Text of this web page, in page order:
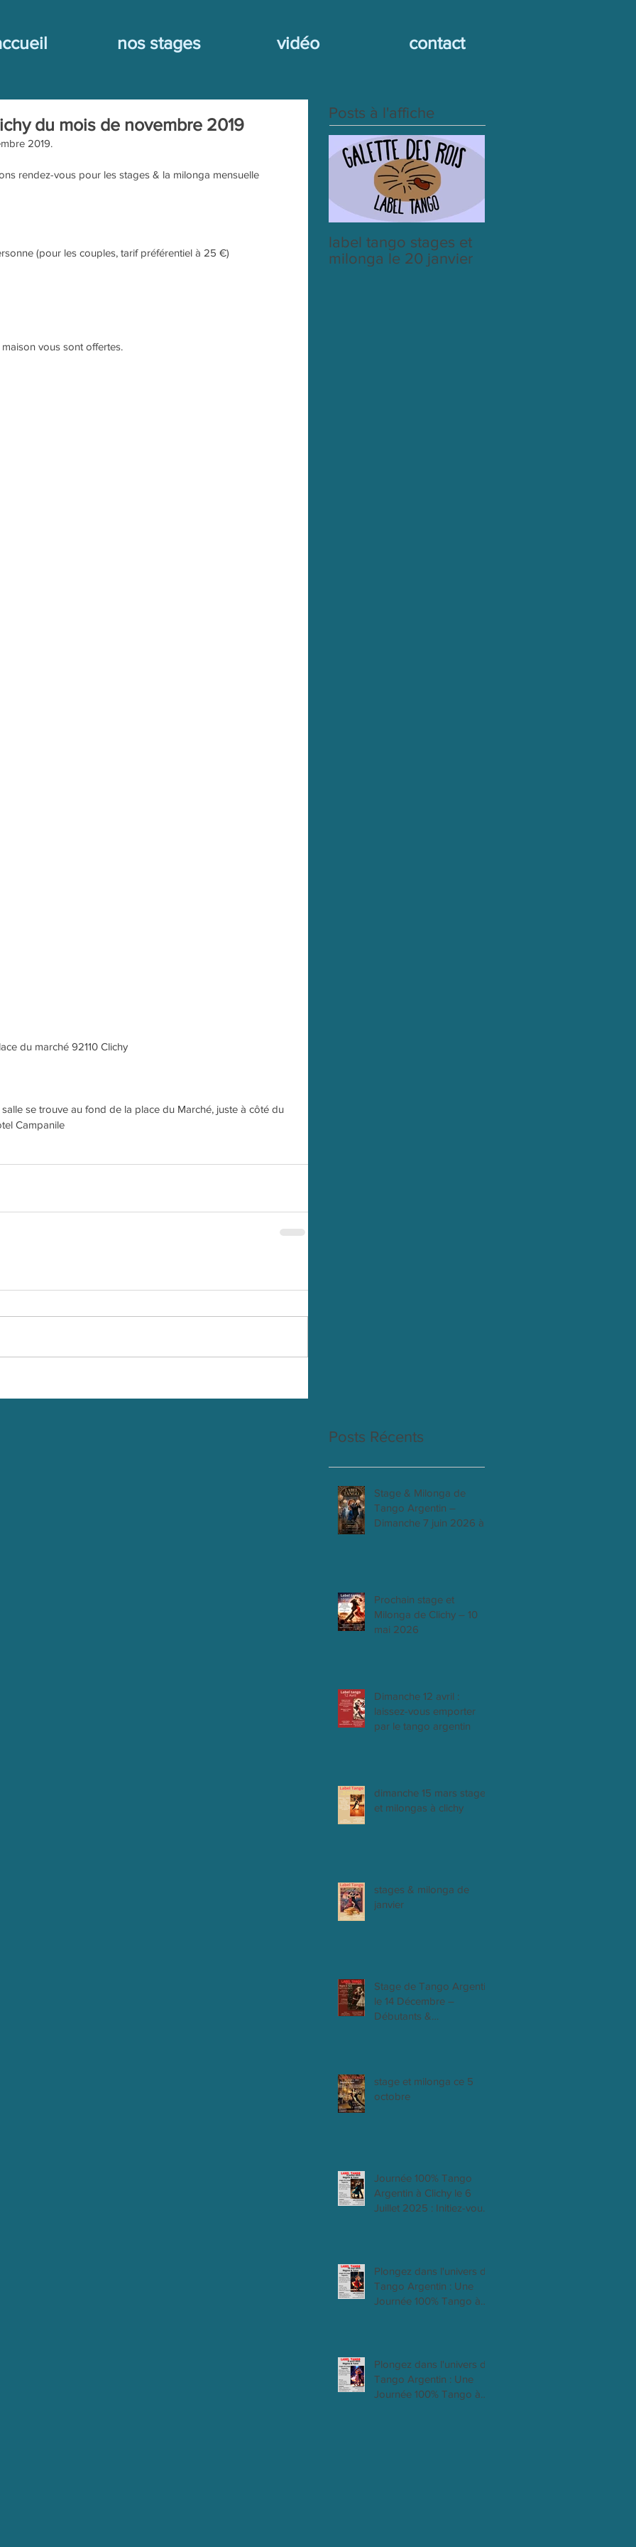
nos stages vidéo contact
du mois de novembre 2019
2019.
rendez-vous pour les stages & la milonga mensuelle
(pour les couples, tarif préférentiel à 25 €)
vous sont offertes.
du marché 92110 Clichy
se trouve au fond de la place du Marché, juste à côté du
Campanile
Posts à l'affiche
label tango stages et
milonga le 20 janvier
Posts Récents
Stage & Milonga de
Tango Argentin –
Dimanche 7 juin 2026 à
Prochain stage et
Milonga de Clichy – 10
mai 2026
Dimanche 12 avril :
laissez-vous emporter
par le tango argentin
dimanche 15 mars stages
et milongas à clichy
stages & milonga de
janvier
Stage de Tango Argentin
le 14 Décembre –
Débutants &
stage et milonga ce 5
octobre
Journée 100% Tango
Argentin à Clichy le 6
Juillet 2025 : Initiez-vous,
Plongez dans l'univers du
Tango Argentin : Une
Journée 100% Tango à
Plongez dans l'univers du
Tango Argentin : Une
Journée 100% Tango à